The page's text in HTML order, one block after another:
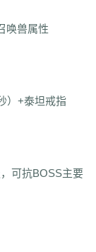
唤兽属性
）+泰坦戒指
可抗BOSS主要